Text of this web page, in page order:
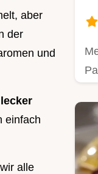
aber
der
und
einfach
alle